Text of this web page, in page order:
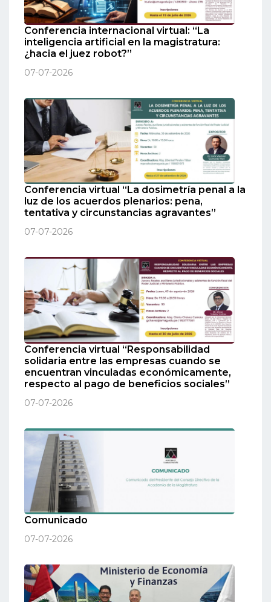
Conferencia internacional virtual: “La
inteligencia artificial en la magistratura:
¿hacia el juez robot?”
07-07-2026
Conferencia virtual “La dosimetría penal a la
luz de los acuerdos plenarios: pena,
tentativa y circunstancias agravantes”
07-07-2026
Conferencia virtual “Responsabilidad
solidaria entre las empresas cuando se
encuentran vinculadas económicamente,
respecto al pago de beneficios sociales”
07-07-2026
Comunicado
07-07-2026